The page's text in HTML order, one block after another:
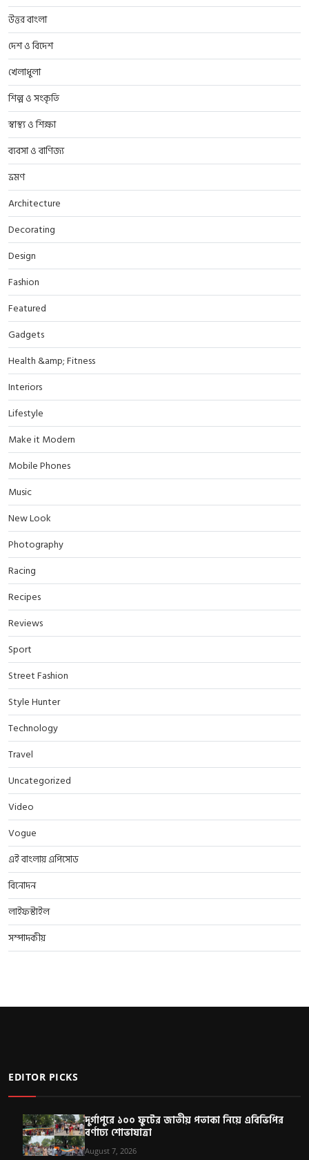
উত্তর বাংলা
দেশ ও বিদেশ
খেলাধুলা
শিল্প ও সংকৃতি
স্বাস্থ্য ও শিক্ষা
ব্যবসা ও বাণিজ্য
ভ্রমণ
Architecture
Decorating
Design
Fashion
Featured
Gadgets
Health &amp; Fitness
Interiors
Lifestyle
Make it Modern
Mobile Phones
Music
New Look
Photography
Racing
Recipes
Reviews
Sport
Street Fashion
Style Hunter
Technology
Travel
Uncategorized
Video
Vogue
এই বাংলায় এপিসোড
বিনোদন
লাইফস্টাইল
সম্পাদকীয়
EDITOR PICKS
দুর্গাপুরে ১০০ ফুটের জাতীয় পতাকা নিয়ে এবিভিপির
বর্ণাঢ্য শোভাযাত্রা
August 7, 2026